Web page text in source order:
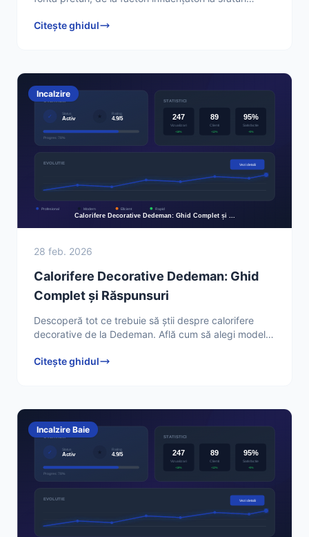
Citește ghidul
Incalzire
28 feb. 2026
Calorifere Decorative Dedeman: Ghid
Complet și Răspunsuri
Descoperă tot ce trebuie să știi despre calorifere
decorative de la Dedeman. Află cum să alegi modelul
Citește ghidul
Incalzire Baie